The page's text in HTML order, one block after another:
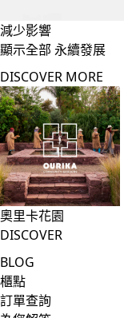
減少影響
顯示全部 永續發展
DISCOVER MORE
奧里卡花園
DISCOVER
BLOG
櫃點
訂單查詢